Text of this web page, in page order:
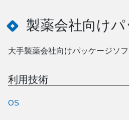
製薬会社向け
大手製薬会社向けパッケージソ
利用技術
OS